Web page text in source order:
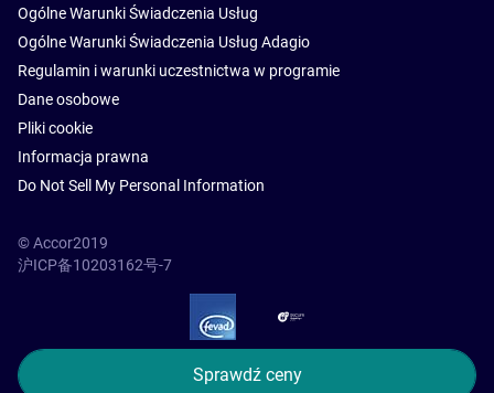
Sprawdź ceny
Ogólne Warunki Świadczenia Usług
Ogólne Warunki Świadczenia Usług Adagio
Regulamin i warunki uczestnictwa w programie
Dane osobowe
Pliki cookie
Informacja prawna
Do Not Sell My Personal Information
© Accor2019
沪ICP备10203162号-7